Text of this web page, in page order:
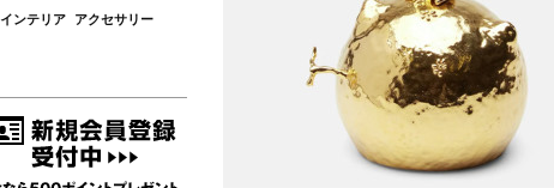
インテリア アクセサリー